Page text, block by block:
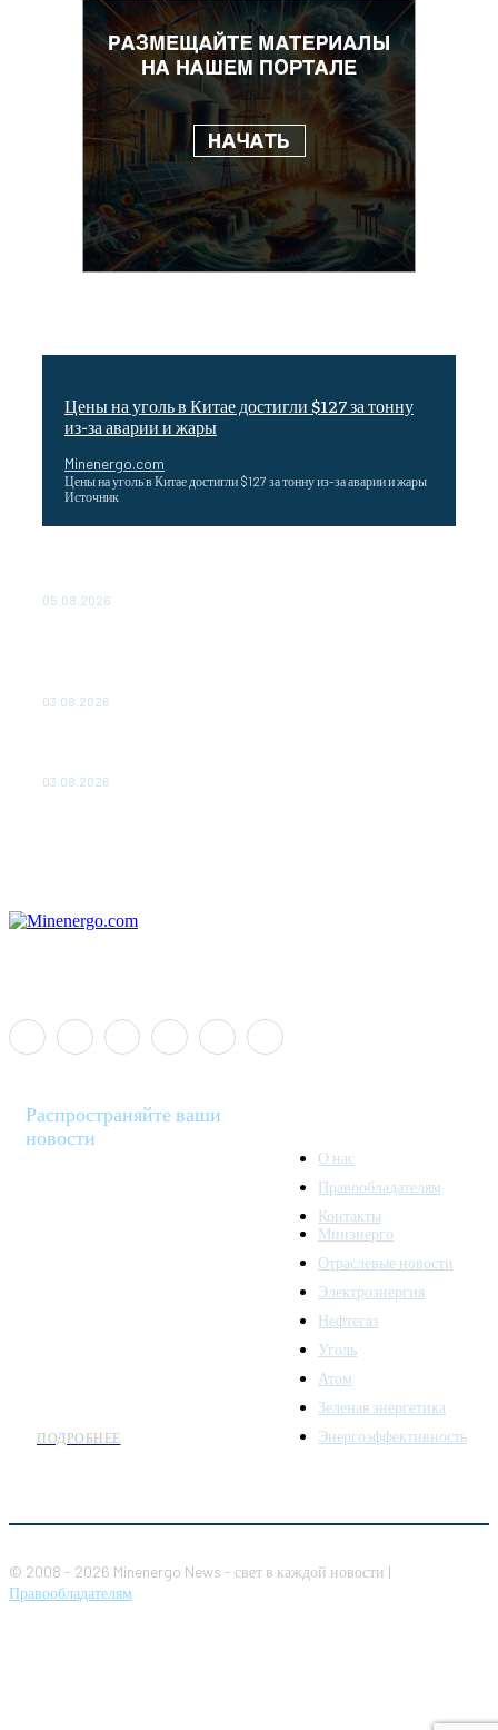
Цены на уголь в Китае достигли $127 за тонну
из-за аварии и жары
Minenergo.com
Цены на уголь в Китае достигли $127 за тонну из-за аварии и жары
Источник
05.08.2026
03.08.2026
03.08.2026
Распространяйте ваши
новости
ПОДРОБНЕЕ
О нас
Правообладателям
Контакты
Минэнерго
Отраслевые новости
Электроэнергия
Нефтегаз
Уголь
Атом
Зеленая энергетика
Энергоэффективность
© 2008 - 2026 Minenergo News - свет в каждой новости |
Правообладателям